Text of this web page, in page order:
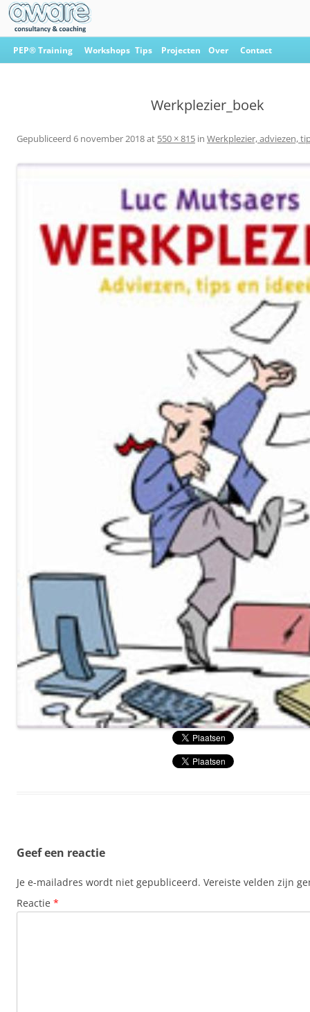
Ga
naar
PEP® Training Workshops Tips Projecten Over Contact
Werkplezier_boek
Gepubliceerd 6 november 2018at 550 × 815 in Werkplezier, adviezen,
Geef een reactie
Je e-mailadres wordt niet gepubliceerd. Vereiste velden zijn
Reactie *